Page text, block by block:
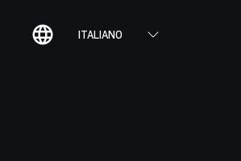
ITALIANO